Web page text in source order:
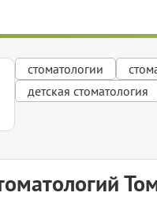
стоматологии
детская стоматология